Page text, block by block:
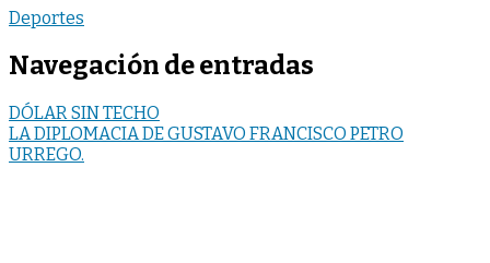
Deportes
Navegación de entradas
DÓLAR SIN TECHO
LA DIPLOMACIA DE GUSTAVO FRANCISCO PETRO
URREGO.